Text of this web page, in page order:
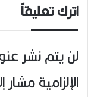
اترك تعليقاً
لن يتم نشر
الإلزامية مشار